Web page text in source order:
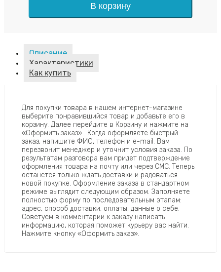
В корзину
Описание
Характеристики
Как купить
Для покупки товара в нашем интернет-магазине
выберите понравившийся товар и добавьте его в
корзину. Далее перейдите в Корзину и нажмите на
«Оформить заказ» . Когда оформляете быстрый
заказ, напишите ФИО, телефон и e-mail. Вам
перезвонит менеджер и уточнит условия заказа. По
результатам разговора вам придет подтверждение
оформления товара на почту или через СМС. Теперь
останется только ждать доставки и радоваться
новой покупке. Оформление заказа в стандартном
режиме выглядит следующим образом. Заполняете
полностью форму по последовательным этапам:
адрес, способ доставки, оплаты, данные о себе.
Советуем в комментарии к заказу написать
информацию, которая поможет курьеру вас найти.
Нажмите кнопку «Оформить заказ».